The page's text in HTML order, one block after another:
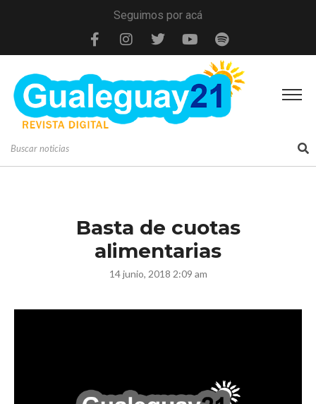
Seguimos por acá
Basta de cuotas
alimentarias
14 junio, 2018 2:09 am